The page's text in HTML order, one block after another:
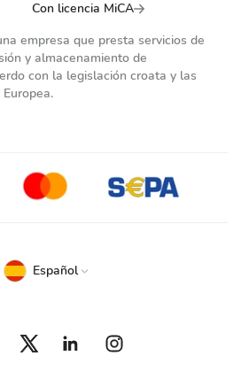
Con licencia MiCA
empresa que presta servicios de
y almacenamiento de
con la legislación croata y las
Español